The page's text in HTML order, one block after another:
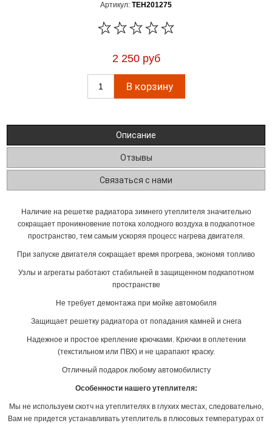
Артикул: TEH201275
2 250 руб
Описание
Отзывы
Связаться с нами
Наличие на решетке радиатора зимнего утеплителя значительно
сокращает проникновение потока холодного воздуха в подкапотное
пространство, тем самым ускоряя процесс нагрева двигателя.
При запуске двигателя сокращает время прогрева, экономя топливо
Узлы и агрегаты работают стабильней в защищенном подкапотном
пространстве
Не требует демонтажа при мойке автомобиля
Защищает решетку радиатора от попадания камней и снега
Надежное и простое крепление крючками. Крючки в оплетении
(текстильном или ПВХ) и не царапают краску.
Отличный подарок любому автомобилисту
Особенности нашего утеплителя:
Мы не используем скотч на утеплителях в глухих местах, следовательно,
Вам не придется устанавливать утеплитель в плюсовых температурах от